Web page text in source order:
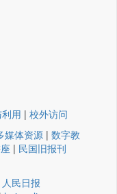
用 | 校外访问
媒体资源 | 数字教
| 民国旧报刊
人民日报